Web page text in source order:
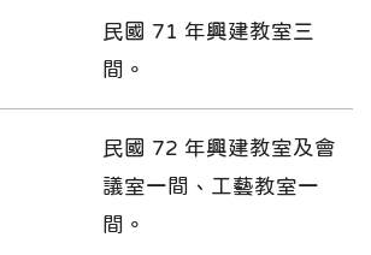
民國 71 年興建教室三
間。
民國 72 年興建教室及會
議室一間、工藝教室一
間。